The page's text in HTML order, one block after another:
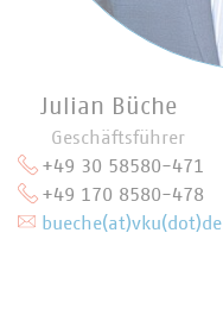
Julian Büche
Geschäftsführer
+49 30 58580-471
+49 170 8580-478
bueche(at)vku(dot)de